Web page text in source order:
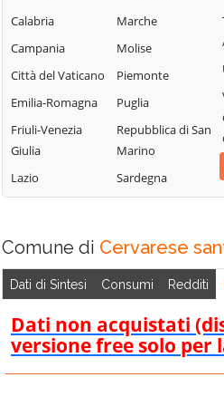
Campodarsego
Campodoro
Camposampiero
Candiana
Carmignano di
Brenta
Cartura
Casale di
Casalserugo
Castelbaldo
Cervarese
Santa Croce
Cinto Euganeo
Montegrotto
Terme
Padovana
Padova
Pernumia
Piazzola sul
Brenta
Calabria
Campania
Città del Vaticano
Emilia-Romagna
Friuli-Venezia
Giulia
Lazio
Marche
Molise
Piemonte
Puglia
Repubblica di San
Marino
Sardegna
Comune di Cervarese
Dati di Sintesi Consumi Redditi
Dati non acquistati
versione free solo per